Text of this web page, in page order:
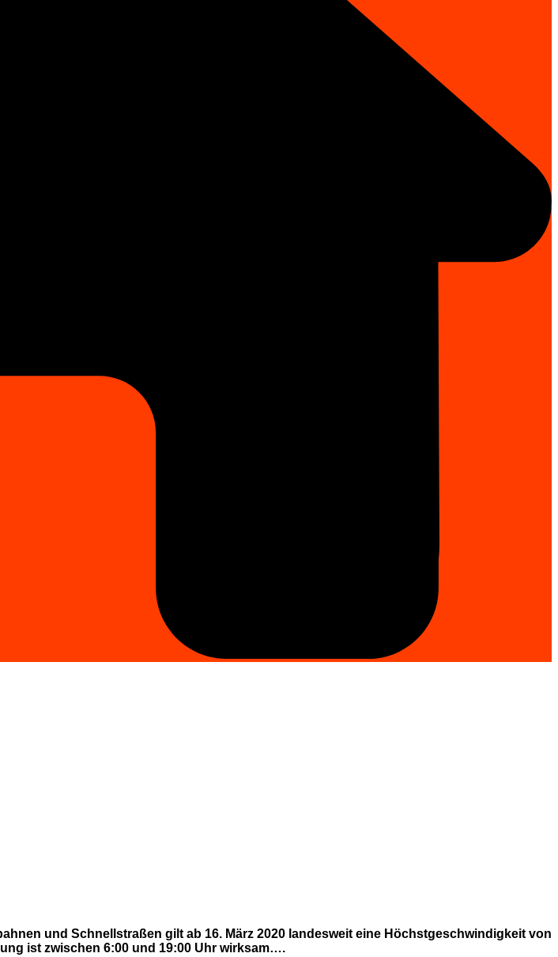
und Schnellstraßen gilt ab 16. März 2020 landesweit eine Höchstgeschwindigkeit von
ist zwischen 6:00 und 19:00 Uhr wirksam….